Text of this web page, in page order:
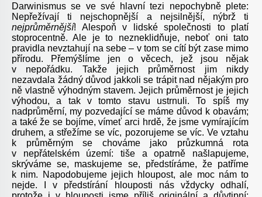
Darwinismus se ve své hlavní tezi nepochybně plete:
Nepřežívají ti nejschopnější a nejsilnější, nýbrž ti
nejprůměrnější! Alespoň v lidské společnosti to platí
stoprocentně. Ale je to nezneklidňuje, neboť oni tato
pravidla nevztahují na sebe – v tom se cítí být zase mimo
přírodu. Přemýšlíme jen o věcech, jež jsou nějak
v nepořádku. Takže jejich průměrnost jim nikdy
nezavdala žádný důvod jakkoli se trápit nad nějakým pro
ně vlastně výhodným stavem. Jejich průměrnost je jejich
výhodou, a tak v tomto stavu ustrnuli. To spíš my
nadprůměrní, my pozvedající se máme důvod k obavám;
a také že se bojíme, vímeť arci hrdě, že jsme vymírajícím
druhem, a střežíme se víc, pozorujeme se víc. Ve vztahu
k průměrným se chováme jako průzkumná rota
v nepřátelském území: tiše a opatrně našlapujeme,
skrýváme se, maskujeme se, předstíráme, že patříme
k nim. Napodobujeme jejich hloupost, ale moc nám to
nejde. I v předstírání hlouposti nás vždycky odhalí,